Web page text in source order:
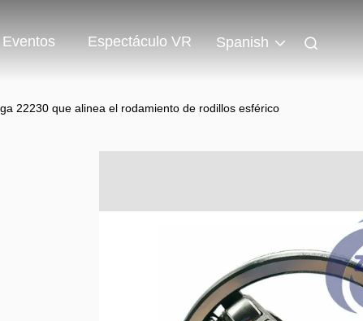
Eventos Espectáculo VR Spanish
22230 que alinea el rodamiento de rodillos esférico